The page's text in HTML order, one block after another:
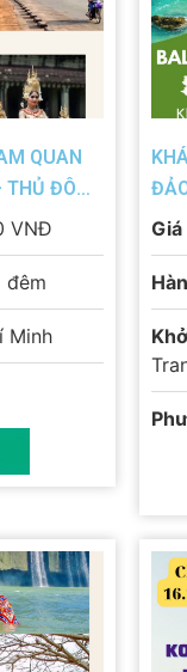
QUAN
THỦ ĐÔ
VNĐ
đêm
Minh